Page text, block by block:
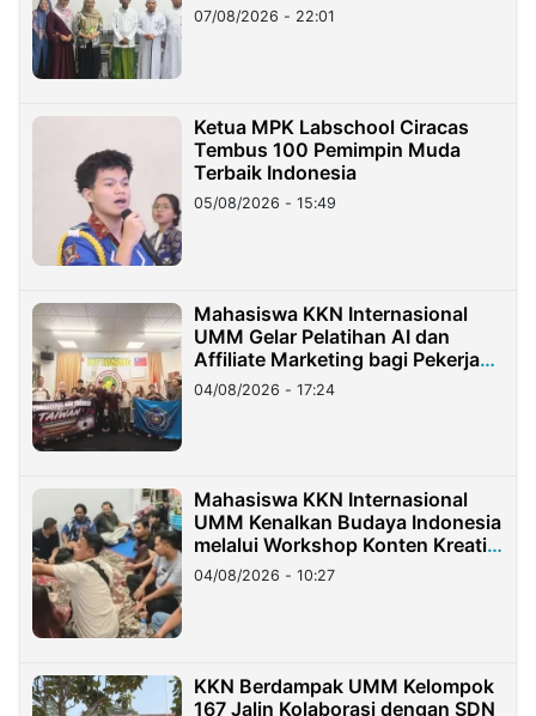
07/08/2026 - 22:01
Ketua MPK Labschool Ciracas
Tembus 100 Pemimpin Muda
Terbaik Indonesia
05/08/2026 - 15:49
Mahasiswa KKN Internasional
UMM Gelar Pelatihan AI dan
Affiliate Marketing bagi Pekerja
Migran Indonesia di Taiwan
04/08/2026 - 17:24
Mahasiswa KKN Internasional
UMM Kenalkan Budaya Indonesia
melalui Workshop Konten Kreatif
di Taiwan
04/08/2026 - 10:27
KKN Berdampak UMM Kelompok
167 Jalin Kolaborasi dengan SDN